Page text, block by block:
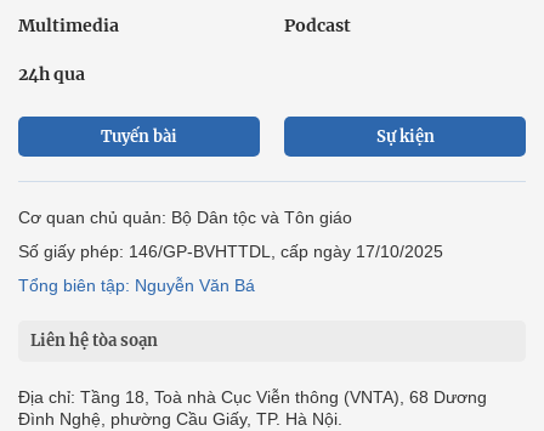
Multimedia Podcast
24h qua
Tuyến bài Sự kiện
Cơ quan chủ quản: Bộ Dân tộc và Tôn giáo
Số giấy phép: 146/GP-BVHTTDL, cấp ngày 17/10/2025
Tổng biên tập: Nguyễn Văn Bá
Liên hệ tòa soạn
Địa chỉ: Tầng 18, Toà nhà Cục Viễn thông (VNTA), 68 Dương
Đình Nghệ, phường Cầu Giấy, TP. Hà Nội.